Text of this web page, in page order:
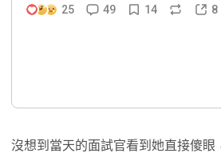
沒想到當天的面試官看到她直接傻眼